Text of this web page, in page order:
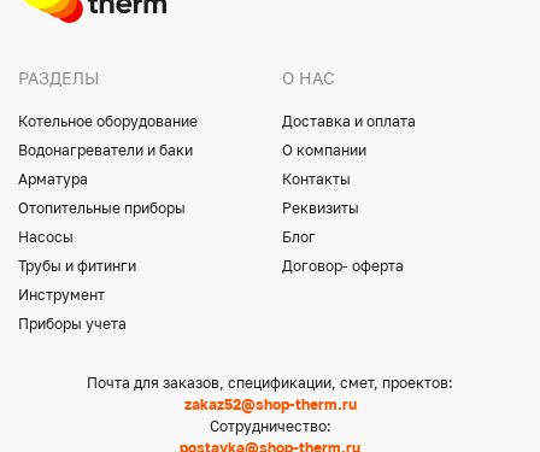
РАЗДЕЛЫ
Котельное оборудование
Водонагреватели и баки
Арматура
Отопительные приборы
Насосы
Трубы и фитинги
Инструмент
Приборы учета
О НАС
Доставка и оплата
О компании
Контакты
Реквизиты
Блог
Договор- оферта
Почта для заказов, спецификации, смет, проектов:
zakaz52@shop-therm.ru
Сотрудничество:
postavka@shop-therm.ru